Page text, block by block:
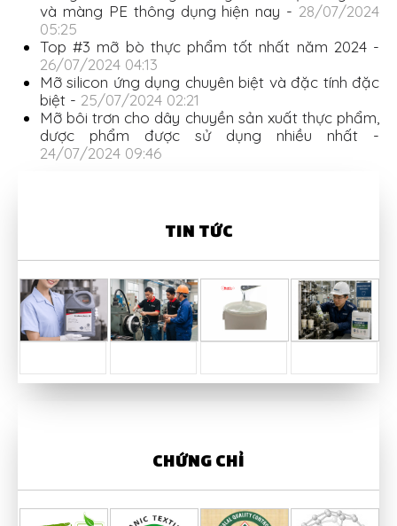
và màng PE thông dụng hiện nay - 28/07/2024
05:25
Top #3 mỡ bò thực phẩm tốt nhất năm 2024 -
26/07/2024 04:13
Mỡ silicon ứng dụng chuyên biệt và đặc tính đặc
biệt - 25/07/2024 02:21
Mỡ bôi trơn cho dây chuyền sản xuất thực phẩm,
dược phẩm được sử dụng nhiều nhất -
24/07/2024 09:46
TIN TỨC
CHỨNG CHỈ